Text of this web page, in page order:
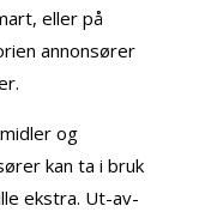
eller på
annonsører
og
kan ta i bruk
ekstra. Ut-av-